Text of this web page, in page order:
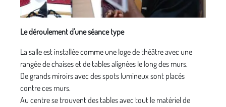
Le déroulement d'une séance type
La salle est installée comme une loge de théâtre avec une
rangée de chaises et de tables alignées le long des murs.
De grands miroirs avec des spots lumineux sont placés
contre ces murs.
Au centre se trouvent des tables avec tout le matériel de